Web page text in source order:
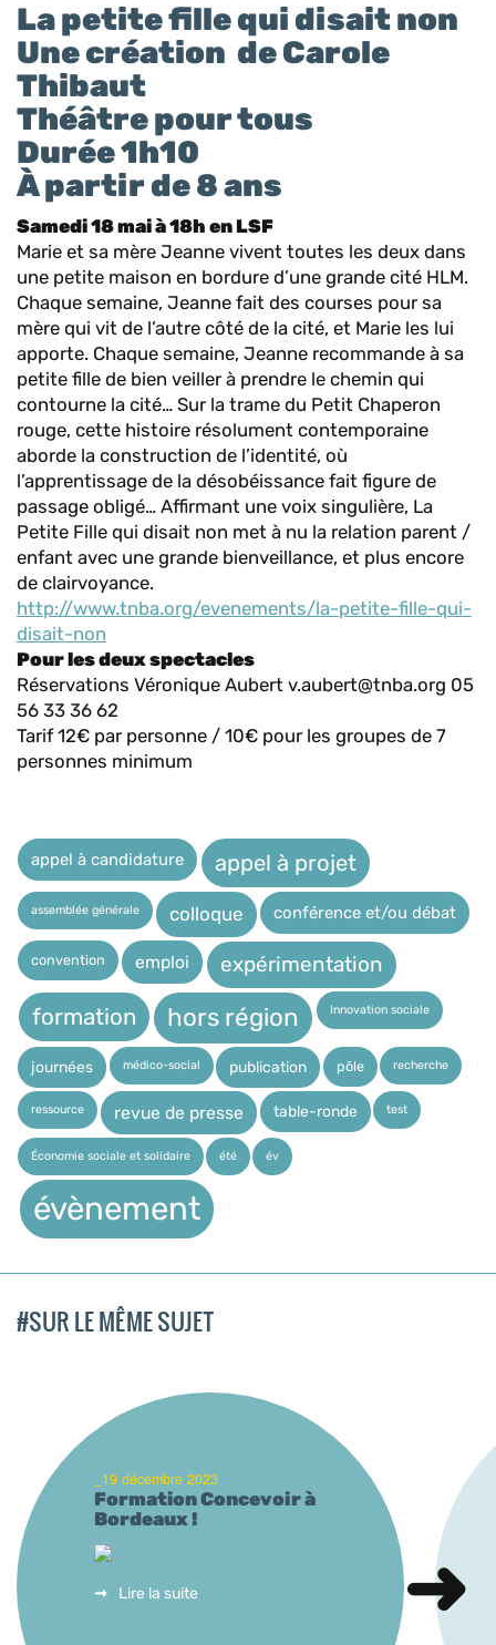
La petite fille qui disait non
Une création de Carole
Thibaut
Théâtre pour tous
Durée 1h10
À partir de 8 ans
Samedi 18 mai à 18h en LSF
Marie et sa mère Jeanne vivent toutes les deux dans
une petite maison en bordure d’une grande cité HLM.
Chaque semaine, Jeanne fait des courses pour sa
mère qui vit de l’autre côté de la cité, et Marie les lui
apporte. Chaque semaine, Jeanne recommande à sa
petite fille de bien veiller à prendre le chemin qui
contourne la cité… Sur la trame du Petit Chaperon
rouge, cette histoire résolument contemporaine
aborde la construction de l’identité, où
l’apprentissage de la désobéissance fait figure de
passage obligé… Affirmant une voix singulière, La
Petite Fille qui disait non met à nu la relation parent /
enfant avec une grande bienveillance, et plus encore
de clairvoyance.
http://www.tnba.org/evenements/la-petite-fille-qui-
disait-non
Pour les deux spectacles
Réservations Véronique Aubert v.aubert@tnba.org 05
56 33 36 62
Tarif 12€ par personne / 10€ pour les groupes de 7
personnes minimum
appel à candidature appel à projet
assemblée générale colloque conférence et/ou débat
convention emploi expérimentation
formation hors région Innovation sociale
journées médico-social publication pôle recherche
ressource revue de presse table-ronde test
Économie sociale et solidaire été év
évènement
#SUR LE MÊME SUJET
_19 décembre 2023
Formation Concevoir à
Bordeaux !
Lire la suite